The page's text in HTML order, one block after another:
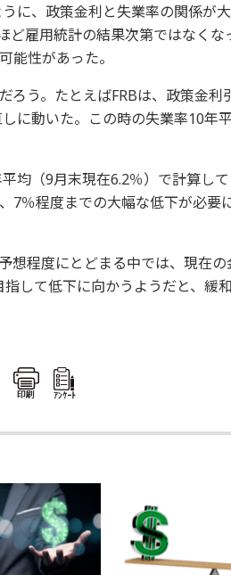
に、政策金利と失業率の関係が
ど雇用統計の結果次第ではなくな
能性があった。
ろう。たとえばFRBは、政策金利
に動いた。この時の失業率10年
均（9月末現在6.2％）で計算し
7％程度までの大幅な低下が必要
想程度にとどまる中では、現在
して低下に向かうようだと、緩
印刷 ｱﾝｹｰﾄ